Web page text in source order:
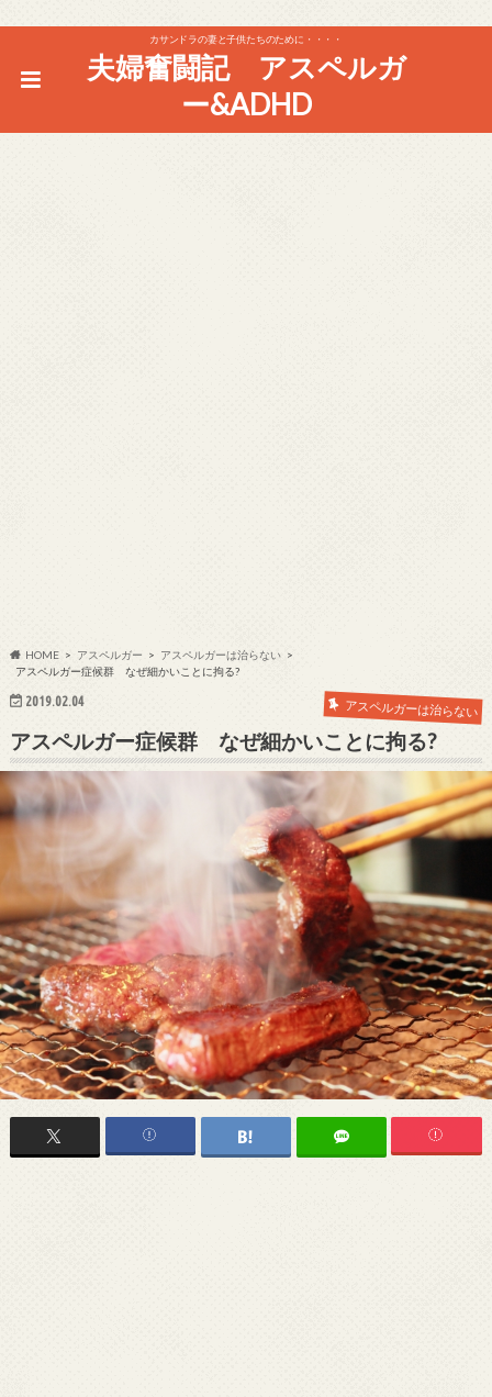
カサンドラの妻と子供たちのために・・・・
夫婦奮闘記 アスペルガ
ー&ADHD
HOME アスペルガー
アスペルガーは治らない
アスペルガー症候群 なぜ細かいことに拘る?
2019.02.04 アスペルガーは治らない
アスペルガー症候群 なぜ細かいことに拘る?